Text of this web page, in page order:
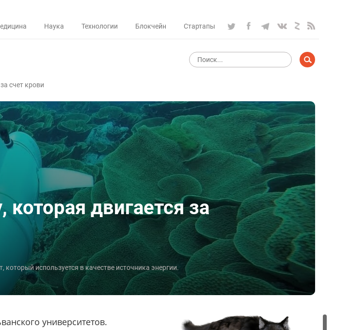
Наука Технологии Блокчейн Стартапы
счет крови
двигается за
используется в качестве источника энергии.
университетов.